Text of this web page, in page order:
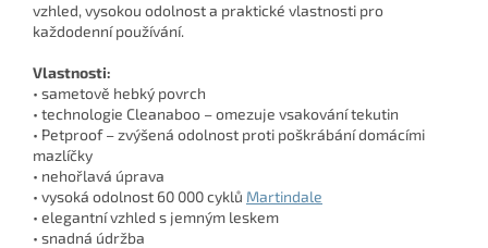
vzhled, vysokou odolnost a praktické vlastnosti pro
každodenní používání.
Vlastnosti:
• sametově hebký povrch
• technologie Cleanaboo – omezuje vsakování tekutin
• Petproof – zvýšená odolnost proti poškrábání domácími
mazlíčky
• nehořlavá úprava
• vysoká odolnost 60 000 cyklů Martindale
• elegantní vzhled s jemným leskem
• snadná údržba